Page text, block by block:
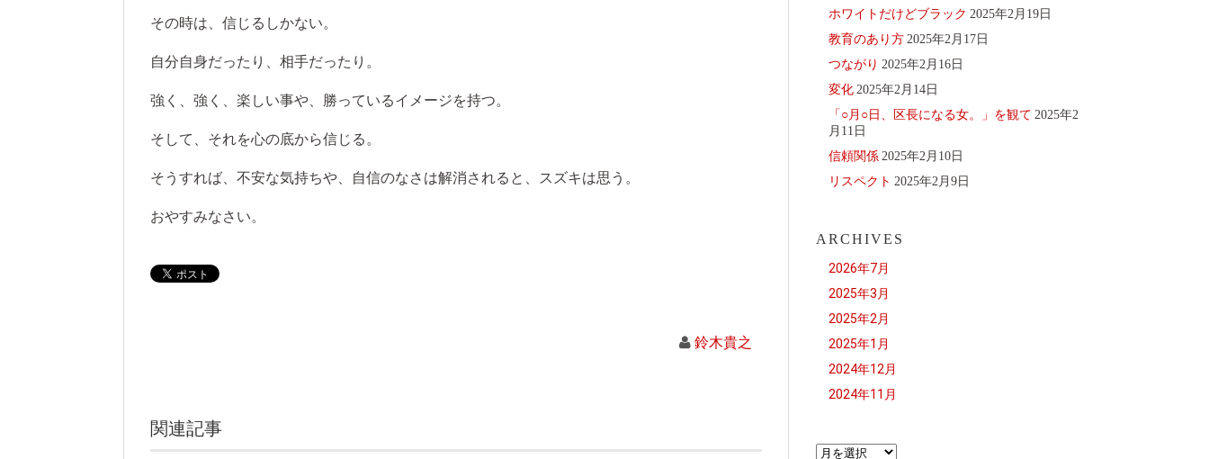
その時は、信じるしかない。
自分自身だったり、相手だったり。
強く、強く、楽しい事や、勝っているイメージを持つ。
そして、それを心の底から信じる。
そうすれば、不安な気持ちや、自信のなさは解消されると、スズキは思う。
おやすみなさい。
鈴木貴之
関連記事
ホワイトだけどブラック 2025年2月19日
教育のあり方 2025年2月17日
つながり 2025年2月16日
変化 2025年2月14日
「○月○日、区長になる女。」を観て 2025年2
月11日
信頼関係 2025年2月10日
リスペクト 2025年2月9日
ARCHIVES
2026年7月
2025年3月
2025年2月
2025年1月
2024年12月
2024年11月